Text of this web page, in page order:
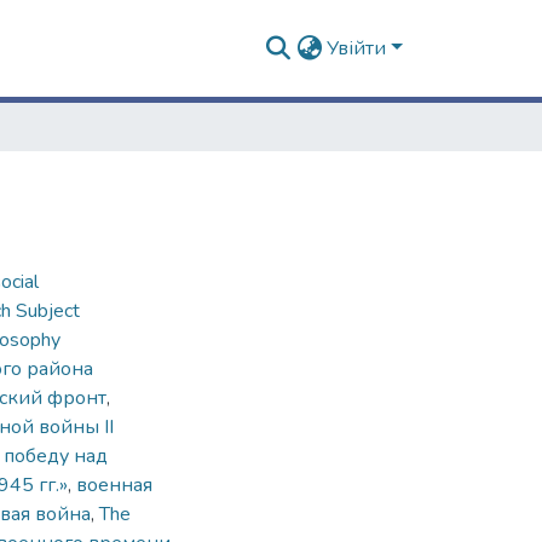
Увійти
Subject
района
фронт,
войны ІІ
над
гг.», военная
война,The